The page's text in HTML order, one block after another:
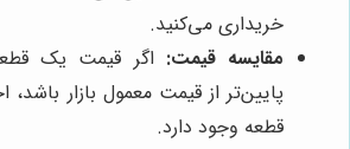
خریداری می‌کنید.
مقایسه قیمت: اگر قیمت یک
پایین‌تر از قیمت معمول بازار
قطعه وجود دارد.